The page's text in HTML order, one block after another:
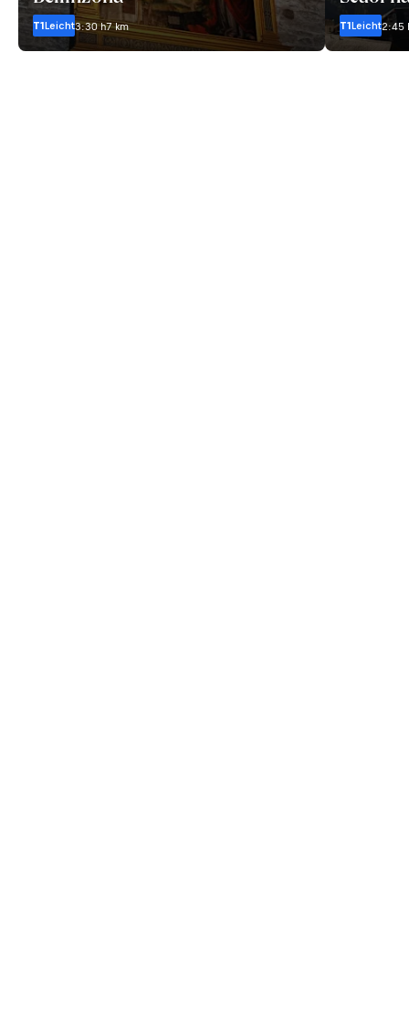
T1Leicht3:30 h7 km T1Leicht2:45